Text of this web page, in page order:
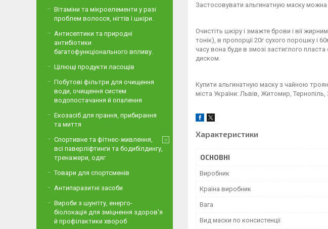
Застосовувати альгинатную маску можна
Очистіть шкіру і змажте брови і вії
тонік), в пропорції 20г сухого порошку і
часу вона буде в змозі застиглого
диском.
Купити альгинатную маску з чайною
міста України: Львів, Житомир, Тернопіль,
Характеристики
ОСНОВНІ
Виробник
Країна виробник
Вага
Вид маски по консистенції
Вітаміни та мікроелементи у разі
проблем волосся, нігтів і шкіри.
Антисептики та природні
антибіотики
багатофункціонального впливу.
Цілющі продукти ласощів
Побутові фільтри для очищення
води, очищення систем
водопостачання й опалення
Екозасіб для прання, прибирання
та миття
Спортивне та фітнес-живлення,
всі паверліфтинги та бодибілдингу,
тренажери, одяг
Товари для спортсменів
Антипаразитні засоби
Вироби з шунгіту, енерго-
біолокація для зміцнення здоров'я
й профілактики хвороб